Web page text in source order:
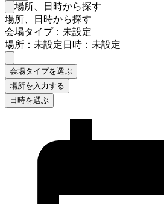
検索フォームを閉じる
場所、日時から探す
場所、日時から探す
会場タイプ：未設定
場所：未設定日時：未設定
会場タイプを選ぶ
場所を入力する
日時を選ぶ